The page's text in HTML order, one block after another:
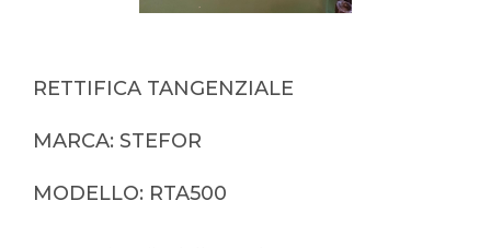
RETTIFICA TANGENZIALE
MARCA: STEFOR
MODELLO: RTA500